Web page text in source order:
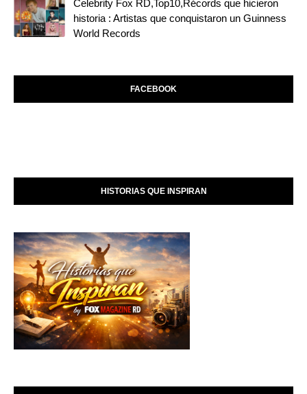
Celebrity Fox RD,Top10,Récords que hicieron
historia : Artistas que conquistaron un Guinness
World Records
FACEBOOK
HISTORIAS QUE INSPIRAN